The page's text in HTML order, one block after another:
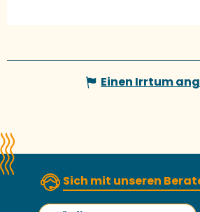
Einen Irrtum
Sich mit unseren